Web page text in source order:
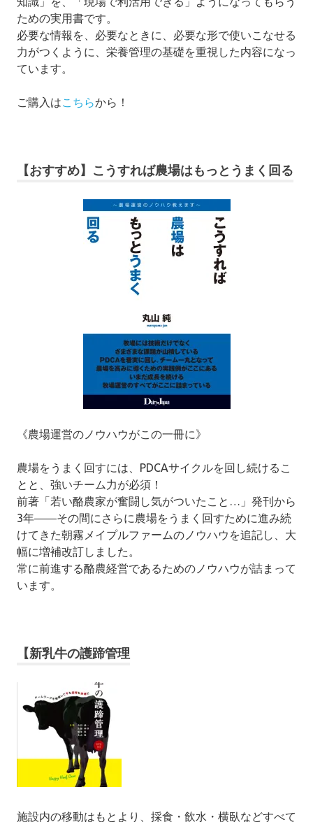
ための実用書です。
必要な情報を、必要なときに、必要な形で使いこなせる
力がつくように、栄養管理の基礎を重視した内容になっ
ています。
ご購入はこちらから！
【おすすめ】こうすれば農場はもっとうまく回る
《農場運営のノウハウがこの一冊に》
農場をうまく回すには、PDCAサイクルを回し続けるこ
とと、強いチーム力が必須！
前著「若い酪農家が奮闘し気がついたこと…」発刊から
3年――その間にさらに農場をうまく回すために進み続
けてきた朝霧メイプルファームのノウハウを追記し、大
幅に増補改訂しました。
常に前進する酪農経営であるためのノウハウが詰まって
います。
【新乳牛の護蹄管理
施設内の移動はもとより、採食・飲水・横臥などすべて